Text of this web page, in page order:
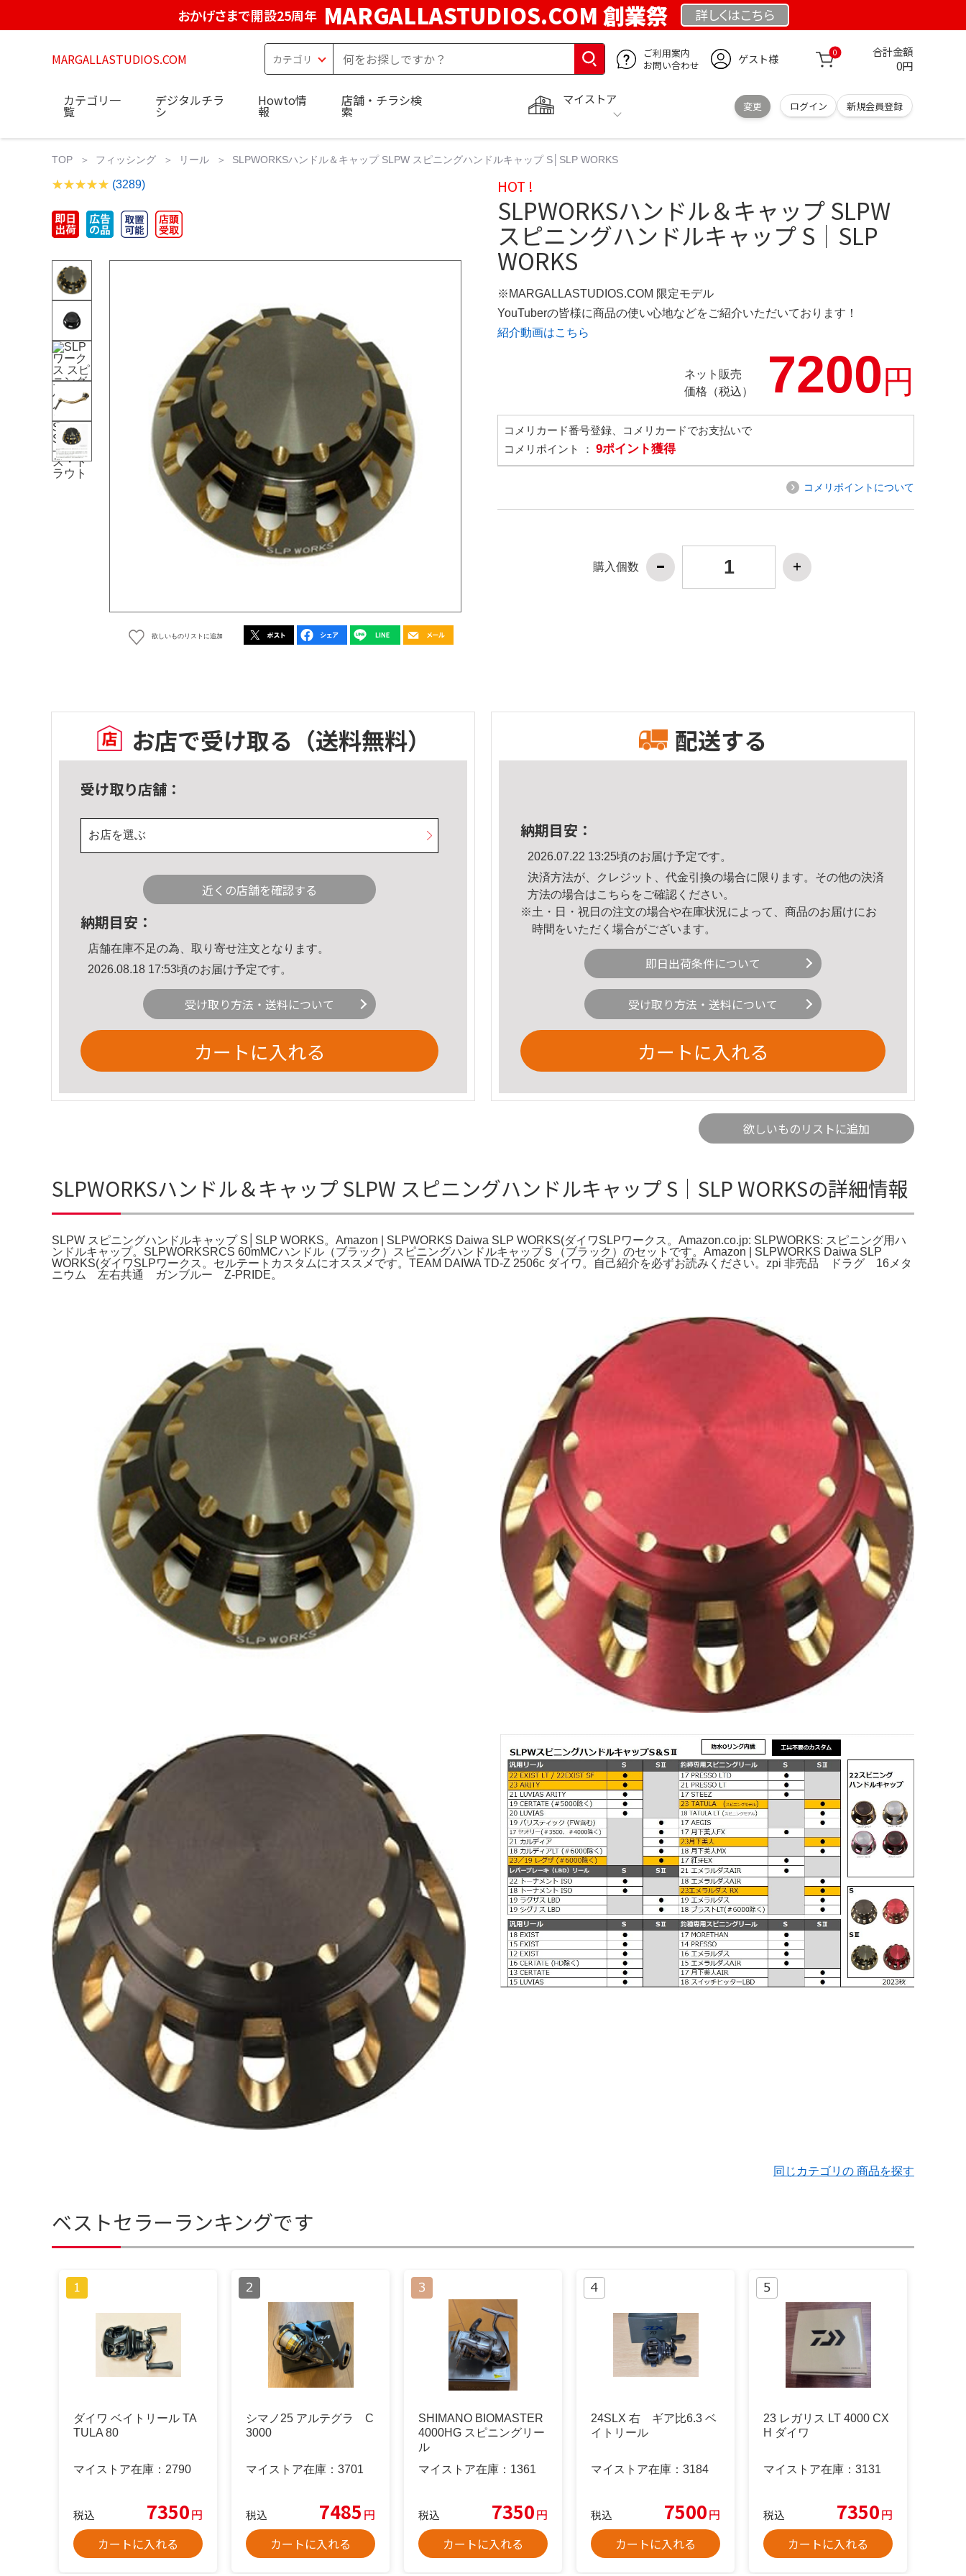
おかげさまで開設25周年 MARGALLASTUDIOS.COM 創業祭 詳しくはこちら
MARGALLASTUDIOS.COM
ご利用案内
お問い合わせ
ゲスト様 0 合計金額
0円
マイストア
変更 ログイン 新規会員登録
カテゴリ一
覧
デジタルチラ
シ
Howto情
報
店舗・チラシ検
索
TOP フィッシング リール SLPWORKSハンドル＆キャップ SLPW スピニングハンドルキャップ S│SLP WORKS
(3289)
欲しいものリストに追加
HOT !
SLPWORKSハンドル＆キャップ SLPW
スピニングハンドルキャップ S│SLP
WORKS
※MARGALLASTUDIOS.COM 限定モデル
YouTuberの皆様に商品の使い心地などをご紹介いただいております！
紹介動画はこちら
ネット販売
価格（税込）
7200円
コメリカード番号登録、コメリカードでお支払いで
コメリポイント ： 9ポイント獲得
コメリポイントについて
購入個数
お店で受け取る （送料無料）
受け取り店舗：
お店を選ぶ
近くの店舗を確認する
納期目安：
店舗在庫不足の為、取り寄せ注文となります。
2026.08.18 17:53頃のお届け予定です。
受け取り方法・送料について
カートに入れる
配送する
納期目安：
2026.07.22 13:25頃のお届け予定です。
決済方法が、クレジット、代金引換の場合に限ります。その他の決済
方法の場合はこちら をご確認ください。
※土・日・祝日の注文の場合や在庫状況によって、商品のお届けにお
時間をいただく場合がございます。
即日出荷条件について
受け取り方法・送料について
カートに入れる
欲しいものリストに追加
SLPWORKSハンドル＆キャップ SLPW スピニングハンドルキャップ S│SLP WORKSの詳細情報
SLPW スピニングハンドルキャップ S│SLP WORKS。Amazon | SLPWORKS Daiwa SLP WORKS(ダイワSLPワークス。Amazon.co.jp: SLPWORKS: スピニング用ハ
ンドルキャップ。SLPWORKSRCS 60mMCハンドル（ブラック）スピニングハンドルキャップＳ（ブラック）のセットです。Amazon | SLPWORKS Daiwa SLP
WORKS(ダイワSLPワークス。セルテートカスタムにオススメです。TEAM DAIWA TD-Z 2506c ダイワ。自己紹介を必ずお読みください。zpi 非売品 ドラグ 16メタ
ニウム 左右共通 ガンブルー Z-PRIDE。
同じカテゴリの 商品を探す
ベストセラーランキングです
ダイワ ベイトリール TA
TULA 80
マイストア在庫： 2790
税込 7350円
カートに入れる
シマノ25 アルテグラ C
3000
マイストア在庫： 3701
税込 7485 円
カートに入れる
SHIMANO BIOMASTER
4000HG スピニングリー
ル
マイストア在庫： 1361
税込 7350円
カートに入れる
24SLX 右 ギア比6.3 ベ
イトリール
マイストア在庫： 3184
税込 7500円
カートに入れる
23 レガリス LT 4000 CX
H ダイワ
マイストア在庫： 3131
税込 7350円
カートに入れる